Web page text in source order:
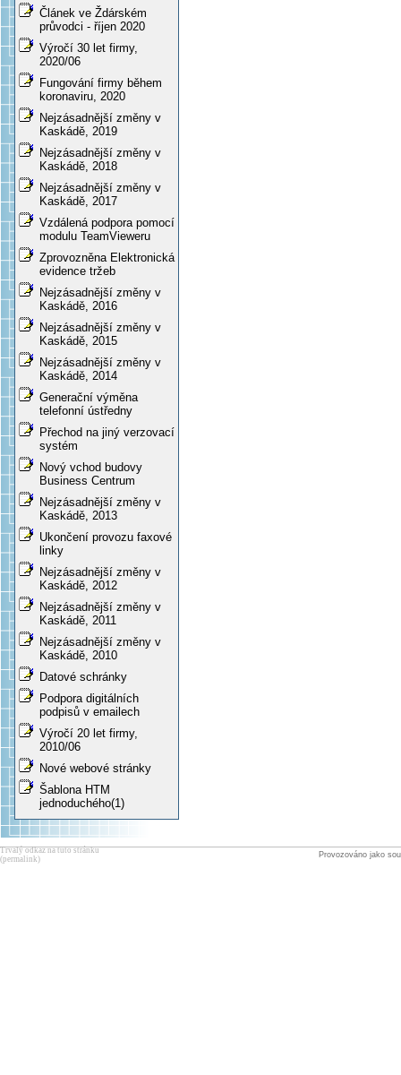
Článek ve Ždárském
průvodci - říjen 2020
Výročí 30 let firmy,
2020/06
Fungování firmy během
koronaviru, 2020
Nejzásadnější změny v
Kaskádě, 2019
Nejzásadnější změny v
Kaskádě, 2018
Nejzásadnější změny v
Kaskádě, 2017
Vzdálená podpora pomocí
modulu TeamVieweru
Zprovozněna Elektronická
evidence tržeb
Nejzásadnější změny v
Kaskádě, 2016
Nejzásadnější změny v
Kaskádě, 2015
Nejzásadnější změny v
Kaskádě, 2014
Generační výměna
telefonní ústředny
Přechod na jiný verzovací
systém
Nový vchod budovy
Business Centrum
Nejzásadnější změny v
Kaskádě, 2013
Ukončení provozu faxové
linky
Nejzásadnější změny v
Kaskádě, 2012
Nejzásadnější změny v
Kaskádě, 2011
Nejzásadnější změny v
Kaskádě, 2010
Datové schránky
Podpora digitálních
podpisů v emailech
Výročí 20 let firmy,
2010/06
Nové webové stránky
Šablona HTM
jednoduchého(1)
Provozováno jako
Trvalý odkaz na tuto stránku
(permalink)